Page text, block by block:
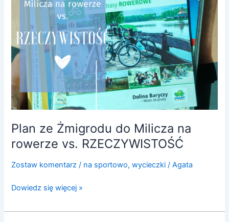
Plan ze Żmigrodu do Milicza na
rowerze vs. RZECZYWISTOŚĆ
Zostaw komentarz / na sportowo,wycieczki /Agata
RZECZYWISTOŚĆ
Dowiedz się więcej »